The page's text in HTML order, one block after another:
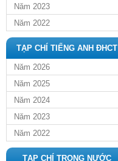
Năm 2023
Năm 2022
TẠP CHÍ TIẾNG ANH ĐHCT
Năm 2026
Năm 2025
Năm 2024
Năm 2023
Năm 2022
TẠP CHÍ TRONG NƯỚC